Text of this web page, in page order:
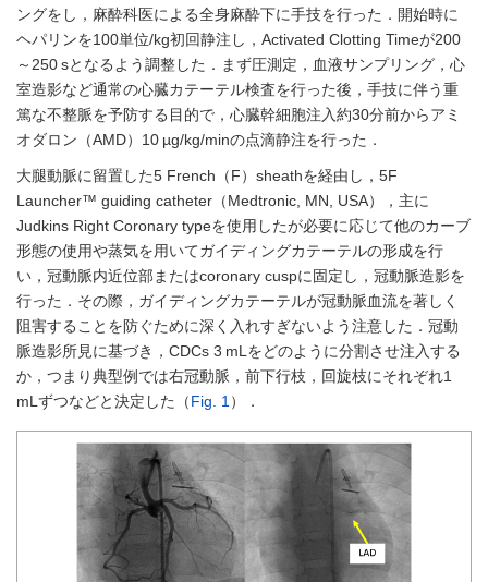
ングをし，麻酔科医による全身麻酔下に手技を行った．開始時に
ヘパリンを100単位/kg初回静注し，Activated Clotting Timeが200
～250 sとなるよう調整した．まず圧測定，血液サンプリング，心
室造影など通常の心臓カテーテル検査を行った後，手技に伴う重
篤な不整脈を予防する目的で，心臓幹細胞注入約30分前からアミ
オダロン（AMD）10 µg/kg/minの点滴静注を行った．
大腿動脈に留置した5 French（F）sheathを経由し，5F
Launcher™ guiding catheter（Medtronic, MN, USA），主に
Judkins Right Coronary typeを使用したが必要に応じて他のカーブ
形態の使用や蒸気を用いてガイディングカテーテルの形成を行
い，冠動脈内近位部またはcoronary cuspに固定し，冠動脈造影を
行った．その際，ガイディングカテーテルが冠動脈血流を著しく
阻害することを防ぐために深く入れすぎないよう注意した．冠動
脈造影所見に基づき，CDCs 3 mLをどのように分割させ注入する
か，つまり典型例では右冠動脈，前下行枝，回旋枝にそれぞれ1
mLずつなどと決定した（Fig. 1 ）．